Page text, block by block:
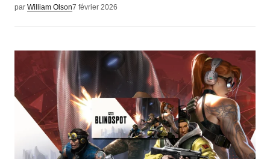
par William Olson7 février 2026